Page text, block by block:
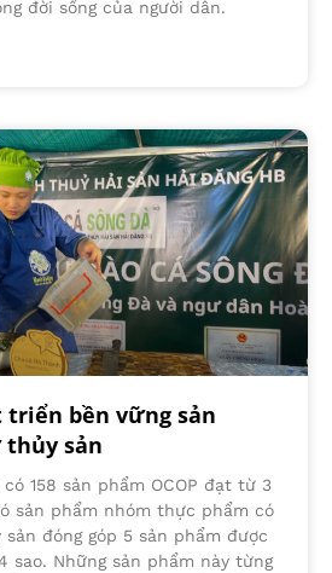
đời sống của người dân.
triển bền vững sản
thủy sản
158 sản phẩm OCOP đạt từ 3
sản phẩm nhóm thực phẩm có
sản đóng góp 5 sản phẩm được
sao. Những sản phẩm này từng